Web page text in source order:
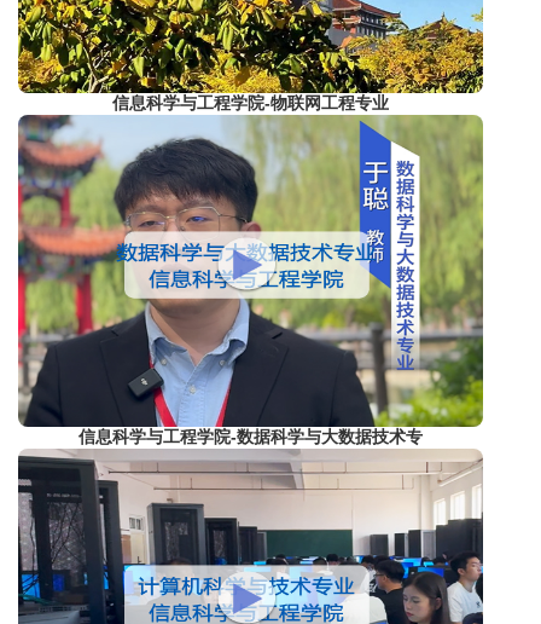
信息科学与工程学院-物联网工程专业
信息科学与工程学院-数据科学与大数据技术专